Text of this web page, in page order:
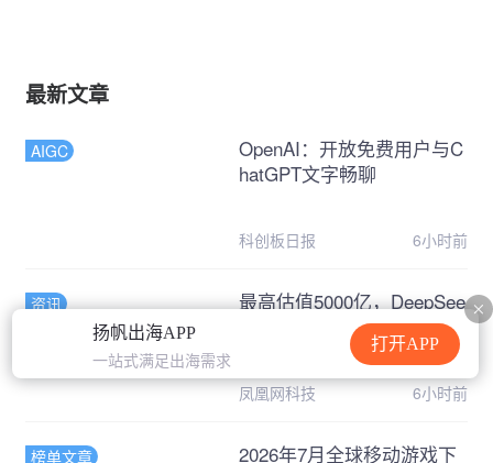
扬帆出海APP
一站式满足出海需求
打开APP
最新文章
AIGC
OpenAI：开放免费用户与C
hatGPT文字畅聊
科创板日报 6小时前
资讯
最高估值5000亿，DeepSee
k和Kimi被抢疯了
凤凰网科技 6小时前
榜单文章 2026年7月全球移动游戏下